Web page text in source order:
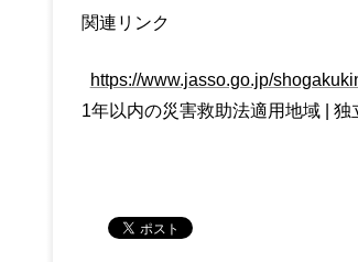
関連リンク
https://www.jasso.go.jp/
1年以内の災害救助法適用地域 |